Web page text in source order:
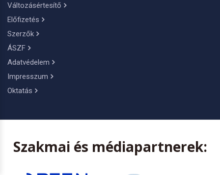
Változásértesítő
Előfizetés
Szerzők
ÁSZF
Adatvédelem
Impresszum
Oktatás
Szakmai és médiapartnerek: